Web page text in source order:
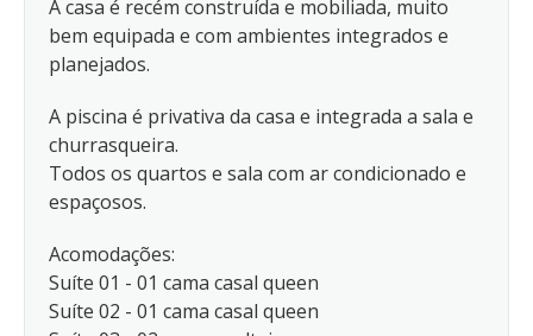
A casa é recém construída e mobiliada, muito
bem equipada e com ambientes integrados e
planejados.
A piscina é privativa da casa e integrada a sala e
churrasqueira.
Todos os quartos e sala com ar condicionado e
espaçosos.
Acomodações:
Suíte 01 - 01 cama casal queen
Suíte 02 - 01 cama casal queen